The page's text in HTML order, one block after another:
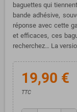
baguettes qui
bande adhésive,
réponse avec cette
et efficaces, ces
recherchez… La
19,90 €
TTC